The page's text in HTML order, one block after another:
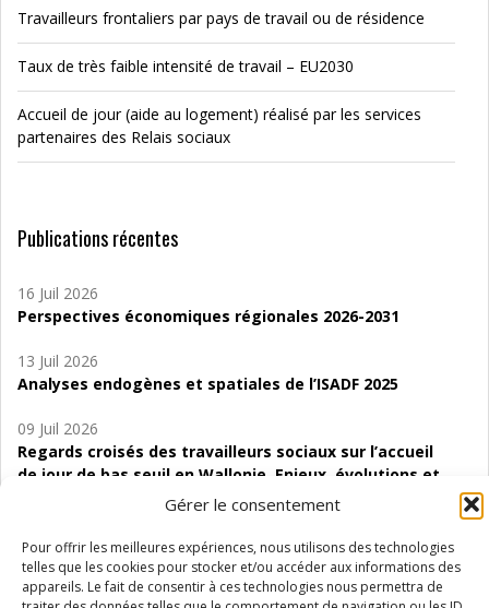
Gérer le consentement
Pour offrir les meilleures expériences, nous utilisons des technologies
telles que les cookies pour stocker et/ou accéder aux informations des
appareils. Le fait de consentir à ces technologies nous permettra de
Travailleurs frontaliers par pays de travail ou de résidence
Taux de très faible intensité de travail – EU2030
Accueil de jour (aide au logement) réalisé par les services
partenaires des Relais sociaux
Publications récentes
16 Juil 2026
Perspectives économiques régionales 2026-2031
13 Juil 2026
Analyses endogènes et spatiales de l’ISADF 2025
09 Juil 2026
Regards croisés des travailleurs sociaux sur l’accueil
de jour de bas seuil en Wallonie. Enjeux, évolutions et
06 Juil 2026
Étude d’évaluabilité des Structures
d’accompagnement à l’autocréation d’emploi (SAACE)